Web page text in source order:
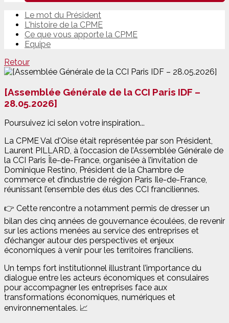
Le mot du Président
L'histoire de la CPME
Ce que vous apporte la CPME
Equipe
Retour
[Assemblée Générale de la CCI Paris IDF –
28.05.2026]
Poursuivez ici selon votre inspiration...
La CPME Val d'Oise était représentée par son Président,
Laurent PILLARD, à l’occasion de l’Assemblée Générale de
la CCI Paris Île-de-France, organisée à l’invitation de
Dominique Restino, Président de la Chambre de
commerce et d’industrie de région Paris Ile-de-France,
réunissant l’ensemble des élus des CCI franciliennes.
👉 Cette rencontre a notamment permis de dresser un
bilan des cinq années de gouvernance écoulées, de revenir
sur les actions menées au service des entreprises et
d’échanger autour des perspectives et enjeux
économiques à venir pour les territoires franciliens.
Un temps fort institutionnel illustrant l’importance du
dialogue entre les acteurs économiques et consulaires
pour accompagner les entreprises face aux
transformations économiques, numériques et
environnementales. 📈